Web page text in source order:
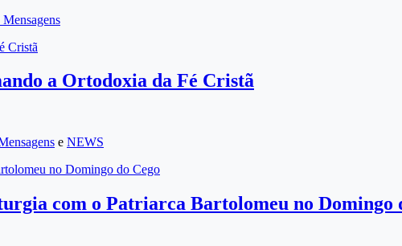
Cristã
a Ortodoxia da Fé Cristã
e NEWS
no Domingo do Cego
com o Patriarca Bartolomeu no Domingo